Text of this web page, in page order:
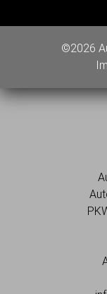
©2026